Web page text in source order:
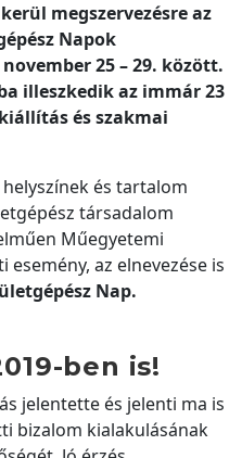
megszervezésre az
Napok
25 – 29. között.
illeszkedik az immár 23
és szakmai
és tartalom
társadalom
Műegyetemi
az elnevezése is
Nap.
ben is!
jelentette és jelenti ma is
bizalom kialakulásának